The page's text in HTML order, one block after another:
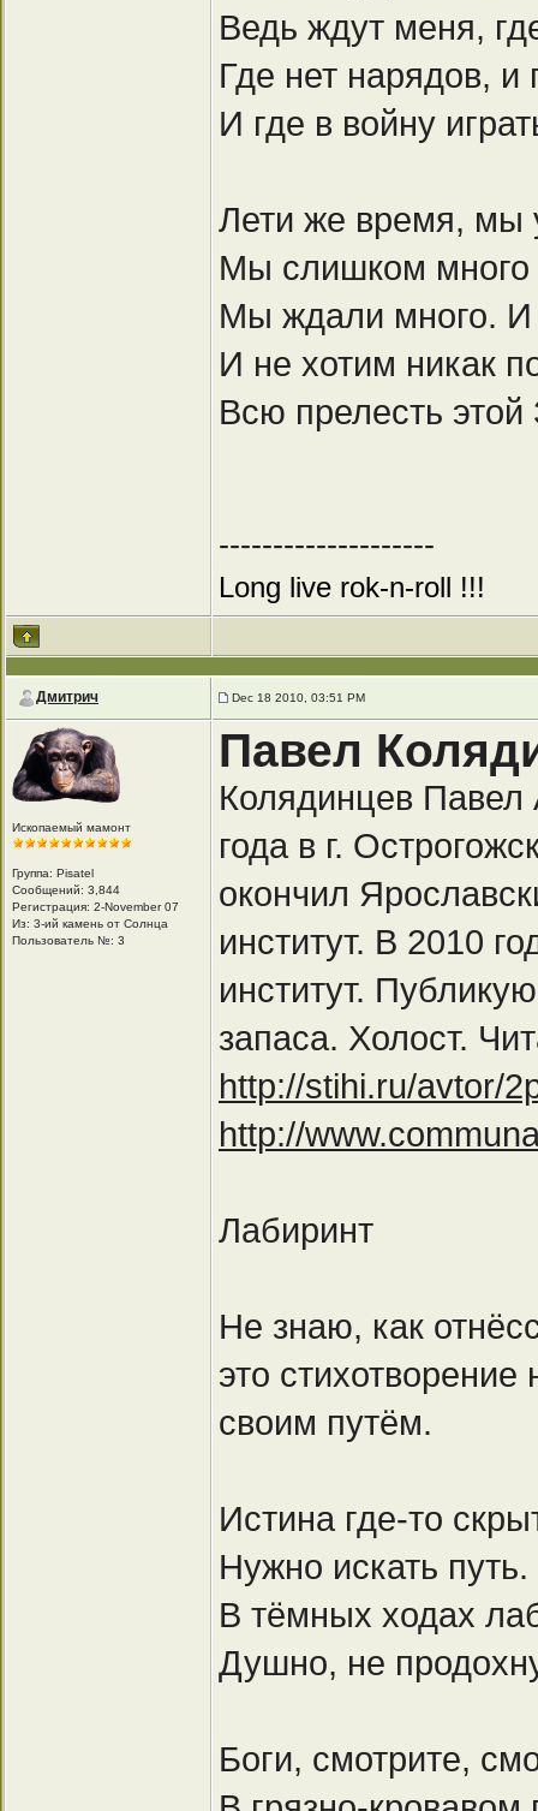
Ведь ждут меня,
Где нет нарядов, и
И где в войну
Лети же время, мы
Мы слишком много
Мы ждали много.
И не хотим никак
Всю прелесть этой
--------------------
Long live rok-n-roll !!!
Дмитрич Dec 18 2010, 03:51 PM
Ископаемый мамонт
Группа: Pisatel
Сообщений: 3,844
Регистрация: 2-November 07
Из: 3-ий камень от Солнца
Пользователь №: 3
Павел
Колядинцев Павел
года в г.
окончил
институт. В 2010
институт.
запаса. Холост.
http://stihi.ru/avtor/
http://
Лабиринт
Не знаю, как
это
своим путём.
Истина где-то
Нужно искать путь.
В тёмных ходах
Душно, не
Боги, смотрите,